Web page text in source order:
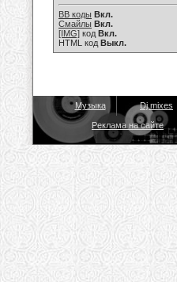
BB коды Вкл.
Смайлы Вкл.
[IMG] код Вкл.
HTML код Выкл.
Музыка Dj mixes
Реклама на сайте